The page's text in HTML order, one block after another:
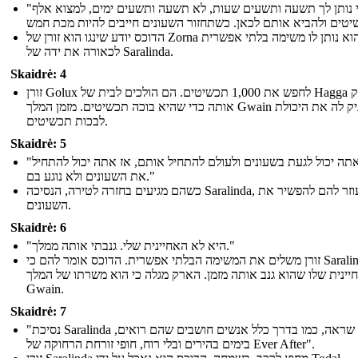
"אני נותן לך תשעה ותשעים שעות, לא תשעה ותשעים ימים, למצוא אלף
הדוכס יודע שינגו הוא זורן של Zorna והוא נותן לו משימה בלתי אפשרית
לכאורה את ידה של Saralinda.
Skaidrė: 4
זורן Golux לחפש את 1,000 תכשיטים. הם הולכים לבית של Hagga להצחיק
אותה כדי שהיא בוכה תכשיטים. מזמן המלך Gwain העניק לה את היכולת
לבכות תכשיטים.
Skaidrė: 5
"אם אתה יכול לגעת בשעונים ולעולם להתחיל אותם, אז אתה יכול להתחיל
את השעונים ולא נוגע בם."
כשהם מגיעים בחזרה לטירה, הנסיכה Saralinda, עוזר להם להפשיר את
השעונים.
Skaidrė: 6
"היא לא האחיינית שלי. גנבתי אותה ממלך."
זורן משלים את המשימה הבלתי אפשרית. הדוכס אומר להם כי Saralinda לא
שלו שהוא גנב אותה מזמן. הארק מגלה כי הוא משרתו של המלך
Gwain.
Skaidrė: 7
"נסיכת Saralinda חשבה שראה, כמו בדרך כלל אנשים חושבים שהם רואים,
בימים בהירים ובלי רוח, חופי זורחת הרחוקה של Ever After".